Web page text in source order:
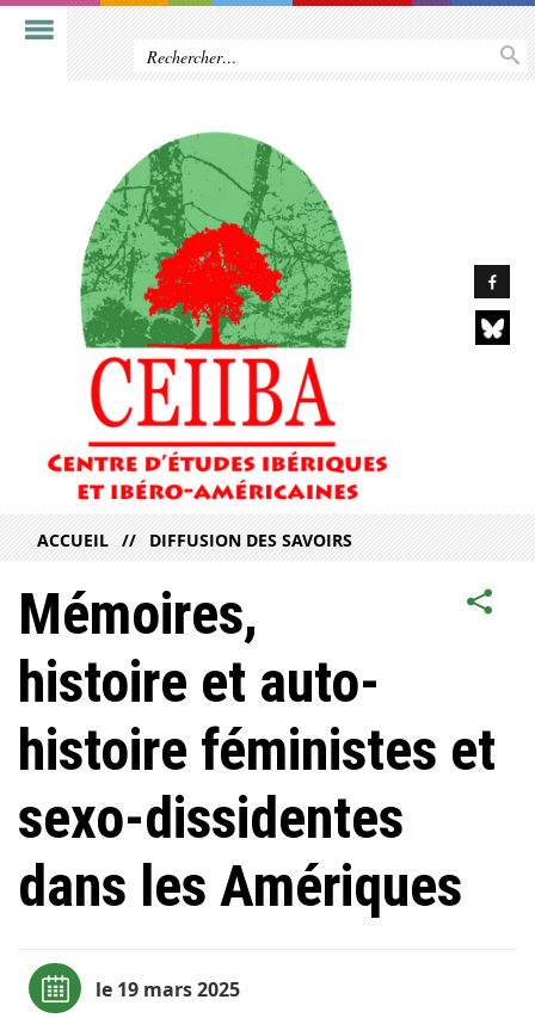
ACCUEIL DIFFUSION DES SAVOIRS
Mémoires,
histoire et auto-
histoire féministes et
sexo-dissidentes
dans les Amériques
le 19 mars 2025